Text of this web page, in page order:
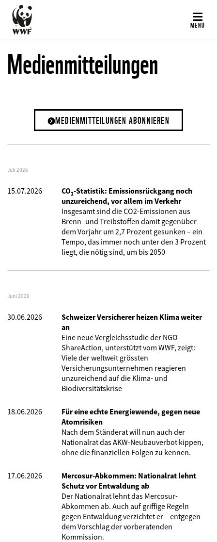
Direkt
zum
Inhalt
MENÜ
Medienmitteilungen
MEDIENMITTEILUNGEN ABONNIEREN
Juli 2026
15.07.2026
CO₂-Statistik: Emissionsrückgang noch
unzureichend, vor allem im Verkehr
Insgesamt sind die CO2-Emissionen aus
Brenn- und Treibstoffen damit gegenüber
dem Vorjahr um 2,7 Prozent gesunken – ein
Tempo, das immer noch unter den 3 Prozent
liegt, die nötig sind, um bis 2050
Juni 2026
30.06.2026
Schweizer Versicherer heizen Klima weiter
an
Eine neue Vergleichsstudie der NGO
ShareAction, unterstützt vom WWF, zeigt:
Viele der weltweit grössten
Versicherungsunternehmen reagieren
unzureichend auf die Klima- und
Biodiversitätskrise
18.06.2026
Für eine echte Energiewende, gegen neue
Atomrisiken
Nach dem Ständerat will nun auch der
Nationalrat das AKW-Neubauverbot kippen,
ohne die finanziellen Folgen zu kennen.
17.06.2026
Mercosur-Abkommen: Nationalrat lehnt
Schutz vor Entwaldung ab
Der Nationalrat lehnt das Mercosur-
Abkommen ab. Auch auf griffige Regeln
gegen Entwaldung verzichtet er – entgegen
dem Vorschlag der vorberatenden
Kommission.